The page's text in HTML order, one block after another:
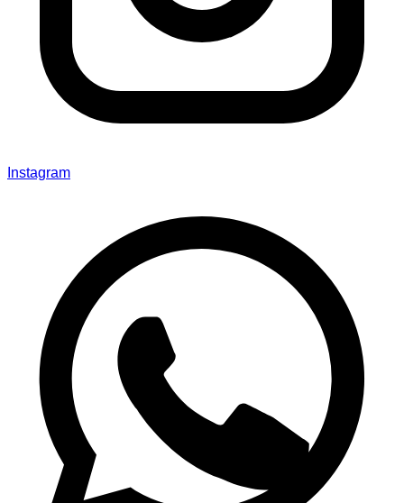
Instagram